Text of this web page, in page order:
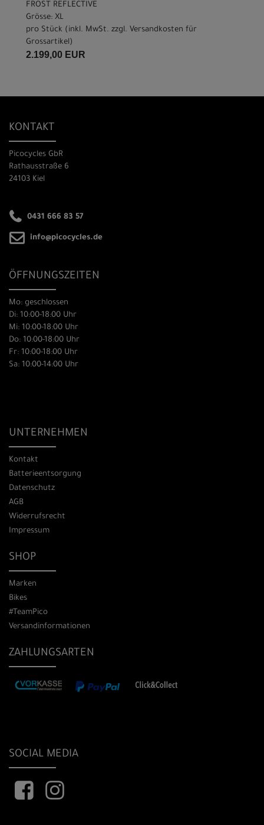
FROST REFLECTIVE
Grösse: XL
pro Stück (inkl. MwSt. zzgl. Versandkosten für
Grossartikel)
2.199,00 EUR
KONTAKT
Picocycles GbR
Rathausstraße 6
24103 Kiel
0431 666 83 57
info@picocycles.de
ÖFFNUNGSZEITEN
Mo: geschlossen
Di: 10:00-18:00 Uhr
Mi: 10:00-18:00 Uhr
Do: 10:00-18:00 Uhr
Fr: 10:00-18:00 Uhr
Sa: 10:00-14:00 Uhr
UNTERNEHMEN
Kontakt
Batterieentsorgung
Datenschutz
AGB
Widerrufsrecht
Impressum
SHOP
Marken
Bikes
#TeamPico
Versandinformationen
ZAHLUNGSARTEN
SOCIAL MEDIA